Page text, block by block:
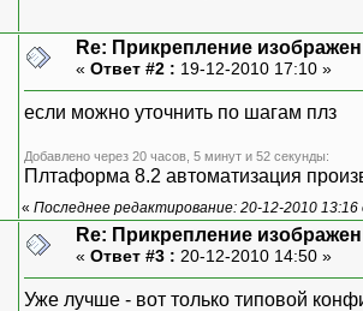
Re: Прикрепление
« Ответ #2 : 19-12-2010 17:10 »
если можно уточнить по шагам плз
Добавлено через 20 часов, 5 минут и 52 секунды:
Плтаформа 8.2 автоматизация
« Последнее редактирование: 20-12-2010
Re: Прикрепление
« Ответ #3 : 20-12-2010 14:50 »
Уже лучше - вот только типовой